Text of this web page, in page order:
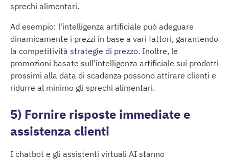
sprechi alimentari.
Ad esempio: l'intelligenza artificiale può adeguare
dinamicamente i prezzi in base a vari fattori, garantendo
la competitività strategie di prezzo. Inoltre, le
promozioni basate sull'intelligenza artificiale sui prodotti
prossimi alla data di scadenza possono attirare clienti e
ridurre al minimo gli sprechi alimentari.
5) Fornire risposte immediate e
assistenza clienti
I chatbot e gli assistenti virtuali AI stanno